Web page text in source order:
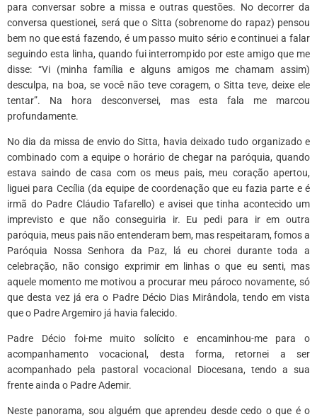
para conversar sobre a missa e outras questões. No decorrer da
conversa questionei, será que o Sitta (sobrenome do rapaz) pensou
bem no que está fazendo, é um passo muito sério e continuei a falar
seguindo esta linha, quando fui interrompido por este amigo que me
disse: “Vi (minha família e alguns amigos me chamam assim)
desculpa, na boa, se você não teve coragem, o Sitta teve, deixe ele
tentar”. Na hora desconversei, mas esta fala me marcou
profundamente.
No dia da missa de envio do Sitta, havia deixado tudo organizado e
combinado com a equipe o horário de chegar na paróquia, quando
estava saindo de casa com os meus pais, meu coração apertou,
liguei para Cecília (da equipe de coordenação que eu fazia parte e é
irmã do Padre Cláudio Tafarello) e avisei que tinha acontecido um
imprevisto e que não conseguiria ir. Eu pedi para ir em outra
paróquia, meus pais não entenderam bem, mas respeitaram, fomos a
Paróquia Nossa Senhora da Paz, lá eu chorei durante toda a
celebração, não consigo exprimir em linhas o que eu senti, mas
aquele momento me motivou a procurar meu pároco novamente, só
que desta vez já era o Padre Décio Dias Mirândola, tendo em vista
que o Padre Argemiro já havia falecido.
Padre Décio foi-me muito solícito e encaminhou-me para o
acompanhamento vocacional, desta forma, retornei a ser
acompanhado pela pastoral vocacional Diocesana, tendo a sua
frente ainda o Padre Ademir.
Neste panorama, sou alguém que aprendeu desde cedo o que é o